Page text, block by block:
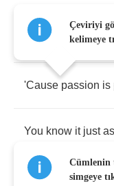
Don't make me
'Cause passion is
You know it just as
Çeviriyi
kelimeye
Cümlenin
simgeye